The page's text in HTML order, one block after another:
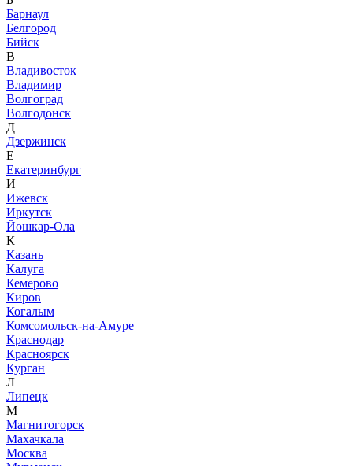
Барнаул
Белгород
Бийск
В
Владивосток
Владимир
Волгоград
Волгодонск
Д
Дзержинск
Е
Екатеринбург
И
Ижевск
Иркутск
Йошкар-Ола
К
Казань
Калуга
Кемерово
Киров
Когалым
Комсомольск-на-Амуре
Краснодар
Красноярск
Курган
Л
Липецк
М
Магнитогорск
Махачкала
Москва